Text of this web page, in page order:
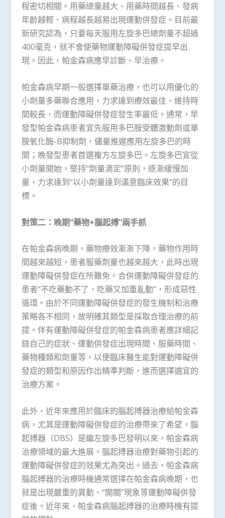
程密切相關。用藥總量越大、用藥時間越長、發病
年齡越輕、病程越長越易出現運動併發症。目前最
新研究認為，只要每天服用左旋多巴總劑量不超過
400毫克，就不會使藥物運動障礙併發症提早出
現。因此，帕金森病應早診斷、早治療。
帕金森病早期一般選擇單藥治療，也可以用優化的
小劑量多藥聯合應用，力求達到療效最佳、維持時
間較長，而運動障礙併發症發生率最低。通常，早
發型帕金森病患者宜先服用多巴胺受體激動劑或單
胺氧化酶-B抑制劑，儘量推遲應用左旋多巴的時
間；晚發型患者首選複方左旋多巴。左旋多巴宜從
小劑量開始，堅持“劑量滴定”原則，逐漸緩慢加
量，力求達到“以小劑量達到滿意臨床效果”的目
標。
對策二：晚期“藥物+腦起搏”兩手抓
在帕金森病晚期，藥物療效漸漸下降，藥物作用時
間越來越短，患者服藥劑量也越來越大，此時出現
運動障礙併發症在所難免。合併運動障礙併發症的
患者“不吃藥動不了，吃藥又加重亂動”，形成惡性
循環。由於不同運動障礙併發症的發生機制和治療
策略各不相同，故明確其類型是採取合理治療的前
提。伴有運動障礙併發症的帕金森病患者應詳細記
錄自己的症狀、運動併發症出現時間、服藥時間、
藥物種類和劑量等，以便臨床醫生能對運動障礙併
發症的類型和原因作出精準判斷，進而選擇適宜的
治療方案。
此外，近年來應用於臨床的腦起搏器治療給帕金森
病，尤其是運動障礙併發症的治療帶來了希望。腦
起搏器（DBS）是繼左旋多巴發明以來，帕金森病
治療領域的最大進展。腦起搏器治療對藥物引起的
運動障礙併發症的效果尤為突出。過去，帕金森病
腦起搏器的治療時機通常選擇在帕金森病晚期，也
就是出現嚴重的異動、“開關”現象等運動障礙併發
症後。近年來，帕金森病腦起搏器的治療時機有提